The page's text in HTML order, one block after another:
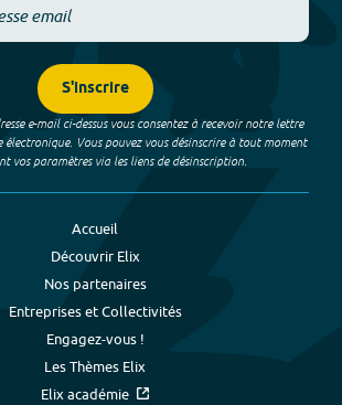
S'inscrire
e-mail ci-dessus vous consentez à recevoir notre lettre
Vous pouvez vous désinscrire à tout moment
vos paramètres via les liens de désinscription.
Accueil
Découvrir Elix
Nos partenaires
Entreprises et Collectivités
Engagez-vous !
Les Thèmes Elix
Elix académie